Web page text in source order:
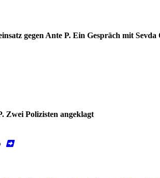
gegen Ante P. Ein Gespräch mit Sevda
Zwei Polizisten angeklagt